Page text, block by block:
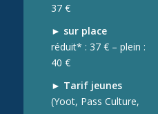
37 €
► sur place
réduit* : 37 € – plein :
40 €
► Tarif jeunes
(Yoot, Pass Culture,